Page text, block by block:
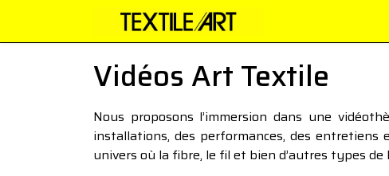
Vidéos Art Textile
Nous proposons l’immersion dans une
installations, des performances, des entretiens
univers où la fibre, le fil et bien d’autres types